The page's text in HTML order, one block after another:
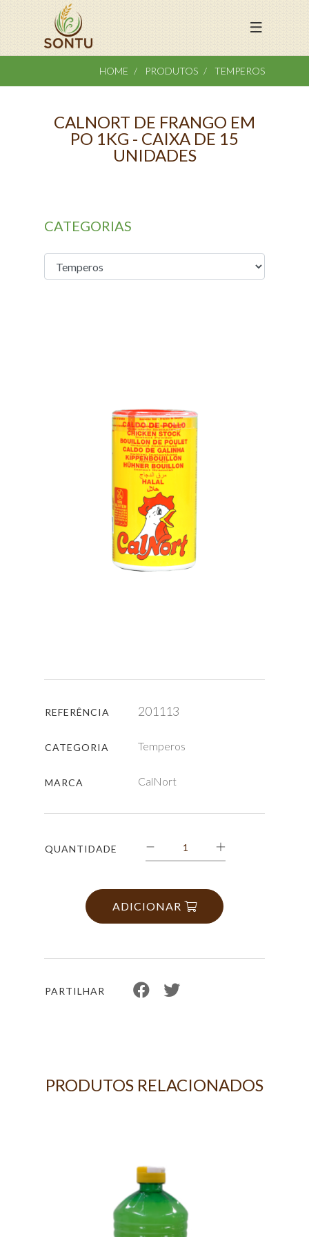
HOME PRODUTOS TEMPEROS
CALNORT DE FRANGO EM
PO 1KG - CAIXA DE 15
UNIDADES
CATEGORIAS
REFERÊNCIA 201113
CATEGORIA Temperos
MARCA CalNort
QUANTIDADE
ADICIONAR
PARTILHAR
PRODUTOS RELACIONADOS